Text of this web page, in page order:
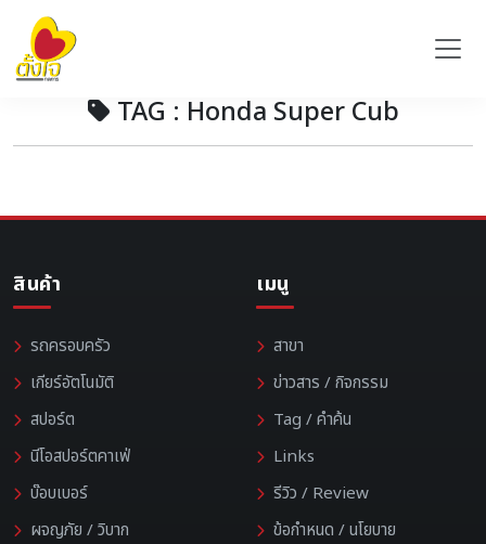
TAG : Honda Super Cub
สินค้า
รถครอบครัว
เกียร์อัตโนมัติ
สปอร์ต
นีโอสปอร์ตคาเฟ่
บ๊อบเบอร์
ผจญภัย / วิบาก
เมนู
สาขา
ข่าวสาร / กิจกรรม
Tag / คำค้น
Links
รีวิว / Review
ข้อกำหนด / นโยบาย